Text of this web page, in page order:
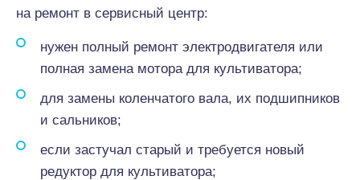
на ремонт в сервисный центр:
нужен полный ремонт электродвигателя или
полная замена мотора для культиватора;
для замены коленчатого вала, их подшипников
и сальников;
если застучал старый и требуется новый
редуктор для культиватора;